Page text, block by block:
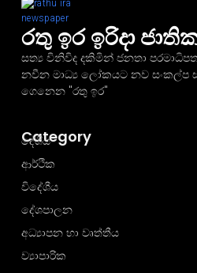
රතු ඉර ඉරිදා
සත්‍ය විනිවිද දකිමින් ජනතා
නවීන මාධ්‍ය ලෝකයට නව සංකල්ප
ගෙනෙන "රතු ඉර"
Category
දේශීය
ආර්ථික
විදේශීය
දේශපාලන
අධ්‍යාපන හා වෘත්තීය
ව්‍යාපාරික